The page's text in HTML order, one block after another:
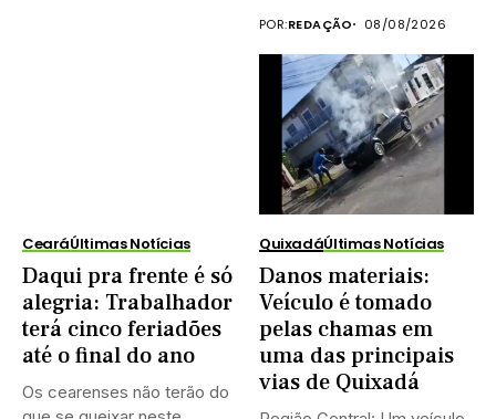
POR:REDAÇÃO 08/08/2026
CearáÚltimas Notícias
Daqui pra frente é só
alegria: Trabalhador
terá cinco feriadões
até o final do ano
Os cearenses não terão do
QuixadáÚltimas Notícias
Danos materiais:
Veículo é tomado
pelas chamas em
uma das principais
vias de Quixadá